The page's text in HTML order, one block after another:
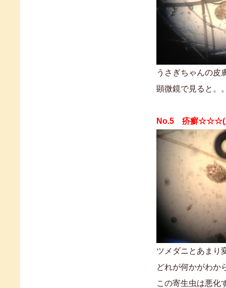
うさぎちゃんの皮
顕微鏡で見ると。
No.5 疥癬☆☆☆(
ツメダニとあまり
どれが何かがわか
この寄生虫は悪化